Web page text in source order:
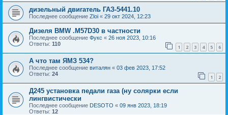
дизельный двигатель ГАЗ-5441.10
Последнее сообщение Zloi « 29 окт 2024, 12:23
Дизеля BMW .M57D30 в частности
Последнее сообщение Фукс « 26 ноя 2023, 10:16
Ответы: 110 1 2 3 4 5 6
А что там ЯМЗ 534?
Последнее сообщение виталян « 03 фев 2023, 17:52
Ответы: 24 1 2
Д245 установка педали газа (ну солярки если
лингвистически
Последнее сообщение DESOTO « 09 янв 2023, 18:19
Ответы: 12